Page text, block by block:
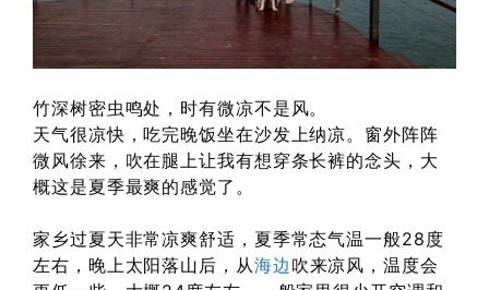
竹深树密虫鸣处，时有微凉不是风。
天气很凉快，吃完晚饭坐在沙发上纳凉。窗外阵阵
微风徐来，吹在腿上让我有想穿条长裤的念头，大
概这是夏季最爽的感觉了。
家乡过夏天非常凉爽舒适，夏季常态气温一般28度
左右，晚上太阳落山后，从海边 吹来凉风，温度会